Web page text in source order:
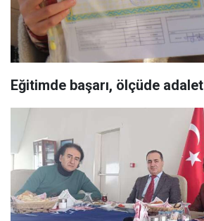
Eğitimde başarı, ölçüde adalet